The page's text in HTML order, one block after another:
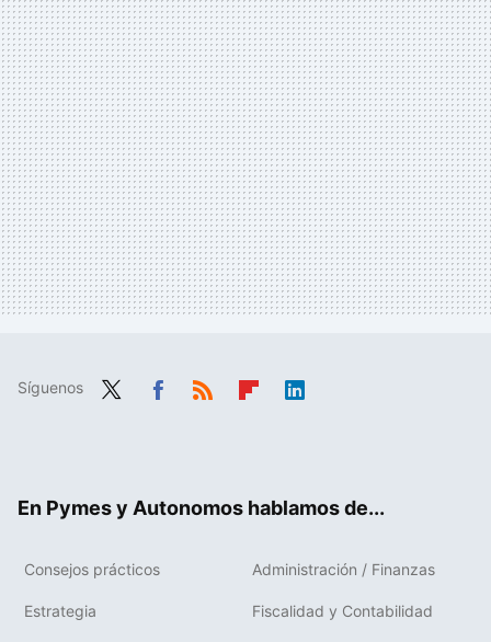
Síguenos
En Pymes y Autonomos hablamos de...
Consejos prácticos Administración / Finanzas
Estrategia Fiscalidad y Contabilidad